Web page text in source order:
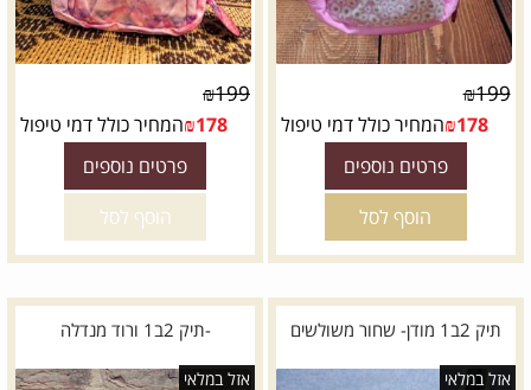
₪199
₪178 המחיר כולל דמי טיפול
פרטים נוספים
הוסף לסל
₪199
₪178 המחיר כולל דמי טיפול
פרטים נוספים
הוסף לסל
תיק 2ב1 מודן- שחור משולשים
אזל במלאי
-תיק 2ב1 ורוד מנדלה
אזל במלאי